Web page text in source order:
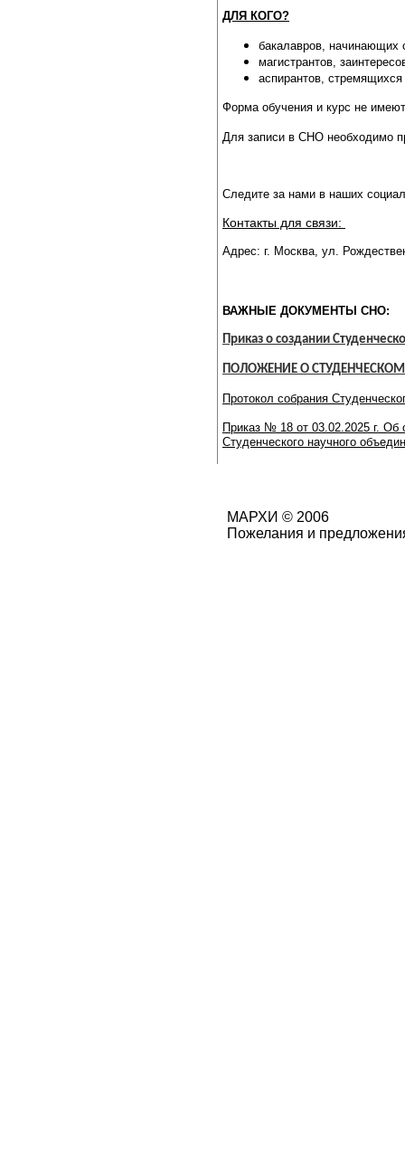
ДЛЯ КОГО?
бакалавров, начинающих
магистрантов,
аспирантов, стремящихся
Форма обучения и курс не
Для записи в СНО необходимо
Следите за нами в наших
Контакты для связи:
Адрес: г. Москва, ул.
ВАЖНЫЕ ДОКУМЕНТЫ СНО:
Приказ о создании
ПОЛОЖЕНИЕ О
Протокол собрания
Приказ № 18 от 03.02.2025 г. Об
Студенческого научного
МАРХИ © 2006
Пожелания и